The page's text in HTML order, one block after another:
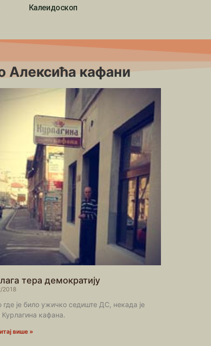
Калеидоскоп
Алексића кафани
тера демократију
2018
где је било ужичко седиште ДС, некада је
Курлагина кафана.
више »